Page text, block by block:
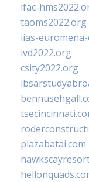
ifac-
taoms2022.org
iias-
ivd2022.org
csity2022.org
plazabatai.com